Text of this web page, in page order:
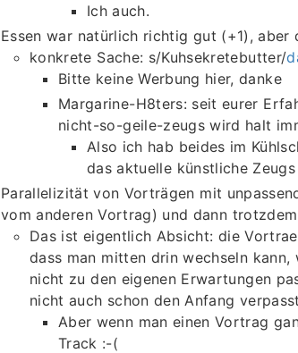
Ich auch.
Essen war natürlich richtig gut (+1),
konkrete Sache: s/Kuhsekretebutter/
Bitte keine Werbung hier, danke
Margarine-H8ters: seit eurer
nicht-so-geile-zeugs wird halt
Also ich hab beides im
das aktuelle künstliche
Parallelizität von Vorträgen mit
vom anderen Vortrag) und dann
Das ist eigentlich Absicht: die
dass man mitten drin wechseln
nicht zu den eigenen Erwartungen
nicht auch schon den Anfang
Aber wenn man einen Vortrag
Track :-(